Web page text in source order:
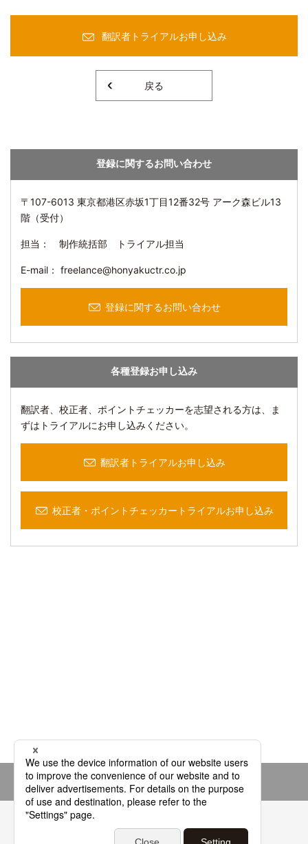
戻る
翻訳者トライアルお申し込み
登録に関するお問い合わせ
〒107-6013 東京都港区赤坂1丁目12番32号 アーク森ビル13
階（受付）
担当： 制作統括部 トライアル担当
E-mail： freelance@honyakuctr.co.jp
登録に関するお問い合わせ
各種登録お申し込み
翻訳者、校正者、ポイントチェッカーを志望される方は、ま
ずはトライアルにお申し込みください。
翻訳者トライアルお申し込み
校正者・ポイントチェッカートライアルお申し込み
Page top